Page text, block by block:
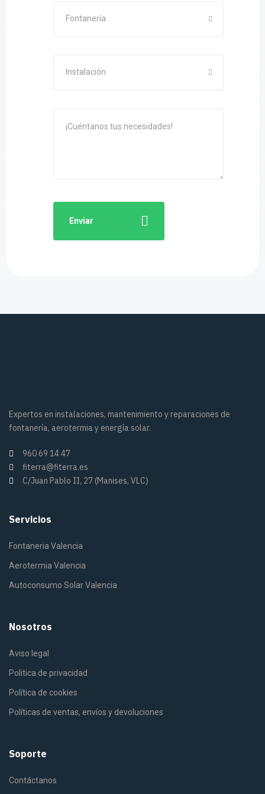
Fontanería
Instalación
Enviar
Expertos en instalaciones, mantenimiento y reparaciones de
fontanería, aerotermia y energía solar.
960 69 14 47
fiterra@fiterra.es
C/Juan Pablo II, 27 (Manises, VLC)
Servicios
Fontaneria Valencia
Aerotermia Valencia
Autoconsumo Solar Valencia
Nosotros
Aviso legal
Politica de privacidad
Política de cookies
Políticas de ventas, envíos y devoluciones
Soporte
Contáctanos